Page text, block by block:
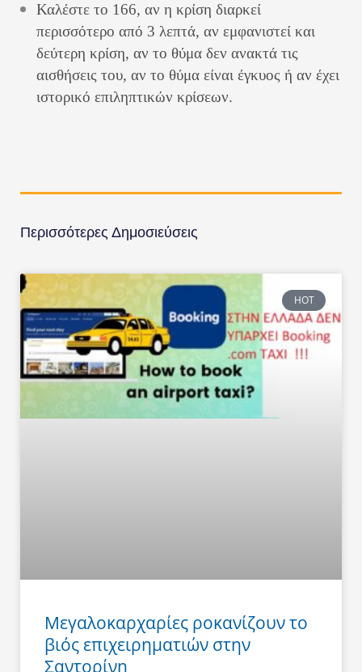
Καλέστε το 166, αν η κρίση διαρκεί
περισσότερο από 3 λεπτά, αν εμφανιστεί και
δεύτερη κρίση, αν το θύμα δεν ανακτά τις
αισθήσεις του, αν το θύμα είναι έγκυος ή αν έχει
ιστορικό επιληπτικών κρίσεων.
Περισσότερες Δημοσιεύσεις
HOT
Μεγαλοκαρχαρίες ροκανίζουν το
βιός επιχειρηματιών στην
Σαντορίνη